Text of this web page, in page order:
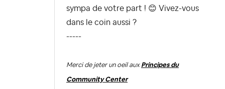
sympa de votre part ! 😊 Vivez-vous
dans le coin aussi ?
-----
Merci de jeter un oeil aux Principes du
Community Center